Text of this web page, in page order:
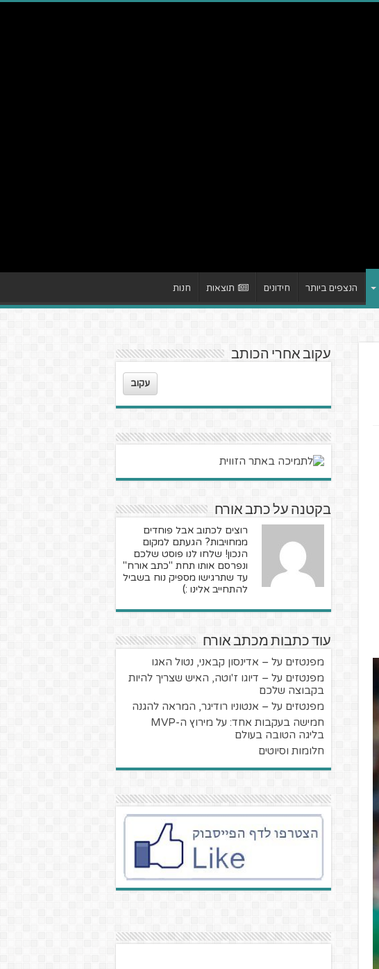
הנצפים ביותר חידונים תוצאות חנות
עקוב אחרי הכותב
עקוב
בקטנה על כתב אורח
רוצים לכתוב אבל פוחדים
ממחויבות? הגעתם למקום
הנכון! שלחו לנו פוסט שלכם
ונפרסם אותו תחת "כתב אורח"
עד שתרגישו מספיק נוח בשביל
להתחייב אלינו :)
עוד כתבות מכתב אורח
מפנטזים על – אדינסון קבאני, נטול האגו
מפנטזים על – דיוגו ז'וטה, האיש שצריך להיות
בקבוצה שלכם
מפנטזים על – אנטוניו רודיגר, המראה להגנה
חמישה בעקבות אחד: על מירוץ ה-MVP
בליגה הטובה בעולם
חלומות וסיוטים